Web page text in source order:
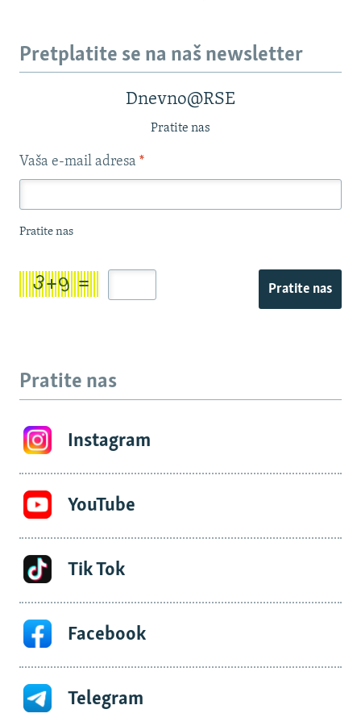
Pretplatite se na naš newsletter
Dnevno@RSE
Pratite nas
Vaša e-mail adresa *
Pratite nas
Pratite nas
Pratite nas
Instagram
YouTube
Tik Tok
Facebook
Telegram